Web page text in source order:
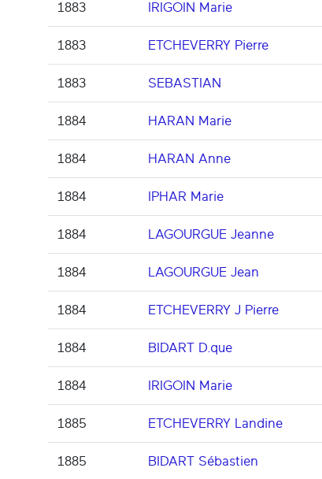
1883 IRIGOIN Marie
1883 ETCHEVERRY Pierre
1883 SEBASTIAN
1884 HARAN Marie
1884 HARAN Anne
1884 IPHAR Marie
1884 LAGOURGUE Jeanne
1884 LAGOURGUE Jean
1884 ETCHEVERRY J Pierre
1884 BIDART D.que
1884 IRIGOIN Marie
1885 ETCHEVERRY Landine
1885 BIDART Sébastien